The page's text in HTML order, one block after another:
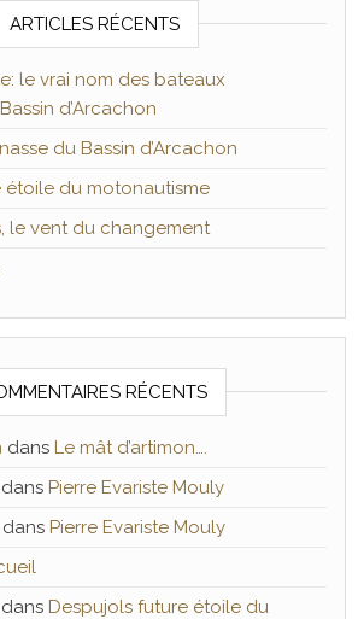
ARTICLES RÉCENTS
le vrai nom des bateaux
d’Arcachon
du Bassin d’Arcachon
étoile du motonautisme
le vent du changement
RÉCENTS
dans Le mât d’artimon….
dans Pierre Evariste Mouly
dans Pierre Evariste Mouly
dans Despujols future étoile du